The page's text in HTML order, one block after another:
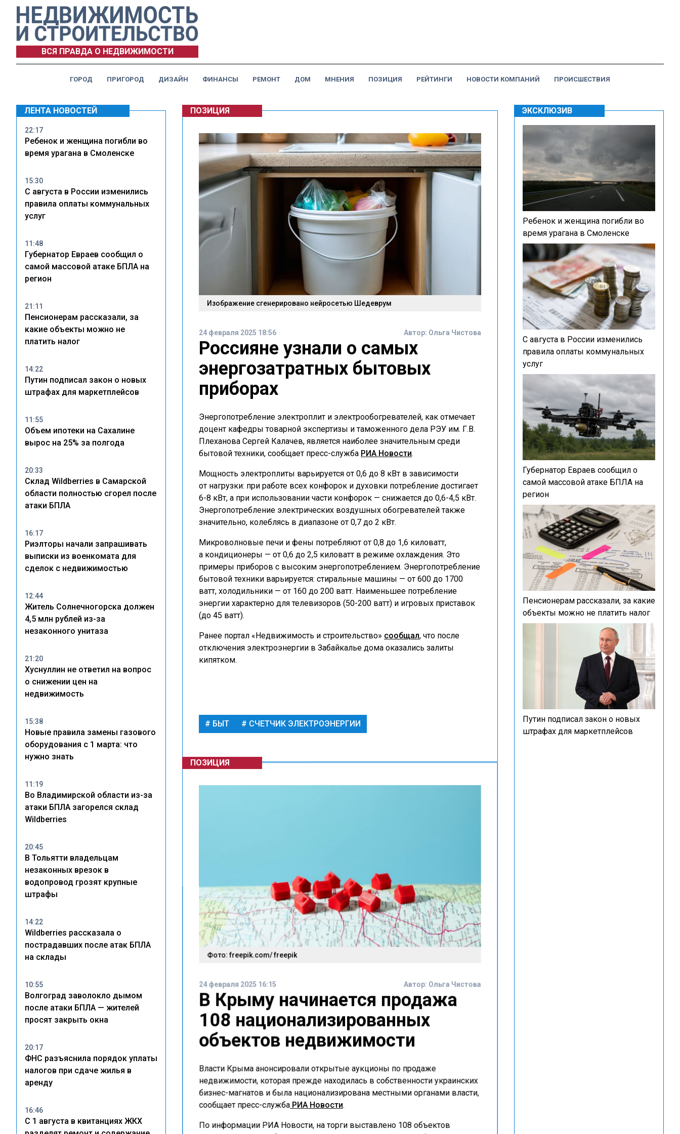
ВСЯ ПРАВДА О НЕДВИЖИМОСТИ
ГОРОД ПРИГОРОД ДИЗАЙН ФИНАНСЫ РЕМОНТ ДОМ МНЕНИЯ ПОЗИЦИЯ РЕЙТИНГИ НОВОСТИ КОМПАНИЙ ПРОИСШЕСТВИЯ
ЛЕНТА НОВОСТЕЙ
22:17
Ребенок и женщина погибли во
время урагана в Смоленске
15:30
С августа в России изменились
правила оплаты коммунальных
услуг
11:48
Губернатор Евраев сообщил о
самой массовой атаке БПЛА на
регион
21:11
Пенсионерам рассказали, за
какие объекты можно не
платить налог
14:22
Путин подписал закон о новых
штрафах для маркетплейсов
11:55
Объем ипотеки на Сахалине
вырос на 25% за полгода
20:33
Склад Wildberries в Самарской
области полностью сгорел после
атаки БПЛА
16:17
Риэлторы начали запрашивать
выписки из военкомата для
сделок с недвижимостью
12:44
Житель Солнечногорска должен
4,5 млн рублей из-за
незаконного унитаза
21:20
Хуснуллин не ответил на вопрос
о снижении цен на
недвижимость
15:38
Новые правила замены газового
оборудования с 1 марта: что
нужно знать
11:19
Во Владимирской области из-за
атаки БПЛА загорелся склад
Wildberries
20:45
В Тольятти владельцам
незаконных врезок в
водопровод грозят крупные
штрафы
14:22
Wildberries рассказала о
пострадавших после атак БПЛА
на склады
10:55
Волгоград заволокло дымом
после атаки БПЛА — жителей
просят закрыть окна
20:17
ФНС разъяснила порядок уплаты
налогов при сдаче жилья в
аренду
16:46
С 1 августа в квитанциях ЖКХ
ПОЗИЦИЯ
Изображение сгенерировано нейросетью Шедеврум
24 февраля 2025 18:56 Автор: Ольга Чистова
Россияне узнали о самых
энергозатратных бытовых
приборах
Энергопотребление электроплит и электрообогревателей, как отмечает
доцент кафедры товарной экспертизы и таможенного дела РЭУ им. Г.В.
Плеханова Сергей Калачев, является наиболее значительным среди
бытовой техники, сообщает пресс-служба РИА Новости.
Мощность электроплиты варьируется от 0,6 до 8 кВт в зависимости
от нагрузки: при работе всех конфорок и духовки потребление достигает
6-8 кВт, а при использовании части конфорок — снижается до 0,6-4,5 кВт.
Энергопотребление электрических воздушных обогревателей также
значительно, колеблясь в диапазоне от 0,7 до 2 кВт.
Микроволновые печи и фены потребляют от 0,8 до 1,6 киловатт,
а кондиционеры — от 0,6 до 2,5 киловатт в режиме охлаждения. Это
примеры приборов с высоким энергопотреблением. Энергопотребление
бытовой техники варьируется: стиральные машины — от 600 до 1700
ватт, холодильники — от 160 до 200 ватт. Наименьшее потребление
энергии характерно для телевизоров (50-200 ватт) и игровых приставок
(до 45 ватт).
Ранее портал «Недвижимость и строительство» сообщал, что после
отключения электроэнергии в Забайкалье дома оказались залиты
кипятком.
БЫТ СЧЕТЧИК ЭЛЕКТРОЭНЕРГИИ
ПОЗИЦИЯ
Фото: freepik.com/ freepik
24 февраля 2025 16:15 Автор: Ольга Чистова
В Крыму начинается продажа
108 национализированных
объектов недвижимости
Власти Крыма анонсировали открытые аукционы по продаже
недвижимости, которая прежде находилась в собственности украинских
бизнес-магнатов и была национализирована местными органами власти,
сообщает пресс-служба РИА Новости.
По информации РИА Новости, на торги выставлено 108 объектов
ЭКСКЛЮЗИВ
Ребенок и женщина погибли во
время урагана в Смоленске
С августа в России изменились
правила оплаты коммунальных
услуг
Губернатор Евраев сообщил о
самой массовой атаке БПЛА на
регион
Пенсионерам рассказали, за какие
объекты можно не платить налог
Путин подписал закон о новых
штрафах для маркетплейсов